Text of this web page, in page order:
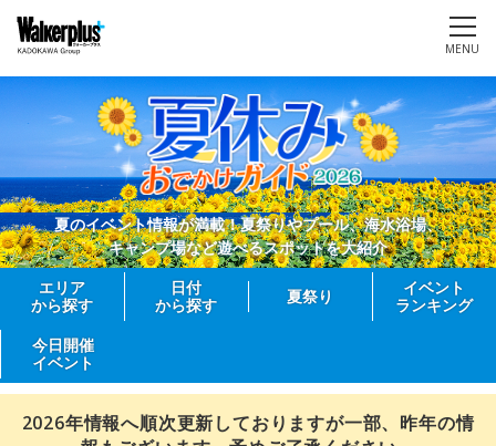
MENU
夏のイベント情報が満載！夏祭りやプール、海水浴場、
キャンプ場など遊べるスポットを大紹介
エリア
から探す
日付
から探す
夏祭り
イベント
ランキング
今日開催
イベント
2026年情報へ順次更新しておりますが一部、昨年の情